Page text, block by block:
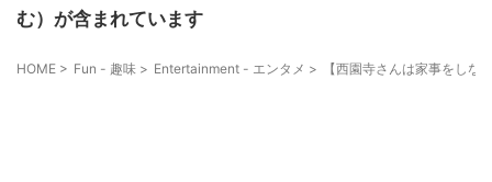
む）が含まれています
HOME > Fun - 趣味 > Entertainment - エンタメ > 【西園寺さんは家事をし